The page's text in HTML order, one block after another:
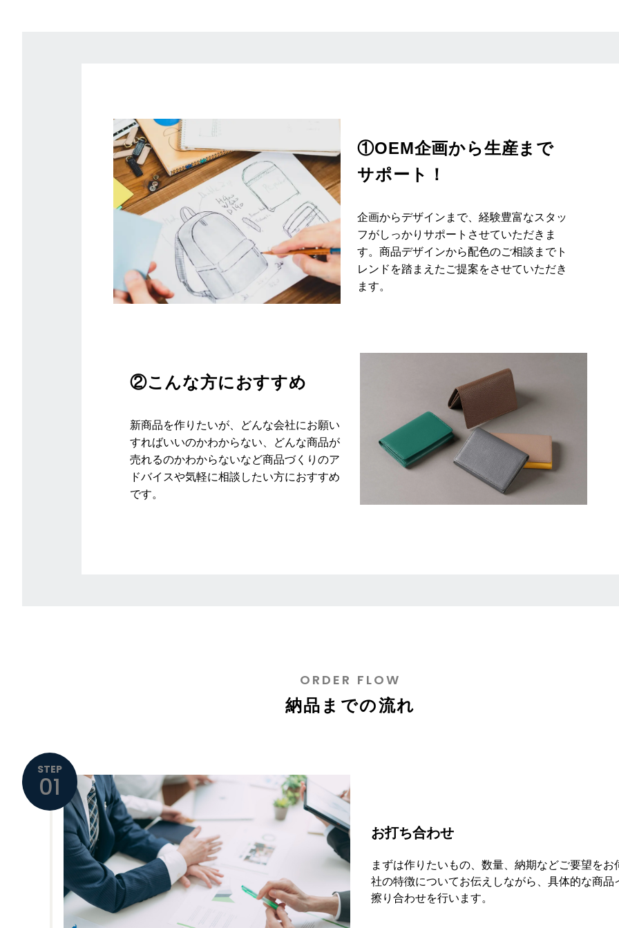
①OEM企画から生産まで
サポート！
企画からデザインまで、経験豊富なスタッ
フがしっかりサポートさせていただきま
す。商品デザインから配色のご相談までト
レンドを踏まえたご提案をさせていただき
ます。
②こんな方におすすめ
新商品を作りたいが、どんな会社にお願い
すればいいのかわからない、どんな商品が
売れるのかわからないなど商品づくりのア
ドバイスや気軽に相談したい方におすすめ
です。
ORDER FLOW
納品までの流れ
STEP
01
お打ち合わせ
まずは作りたいもの、数量、納期などご要望をお
社の特徴についてお伝えしながら、具体的な商品
擦り合わせを行います。